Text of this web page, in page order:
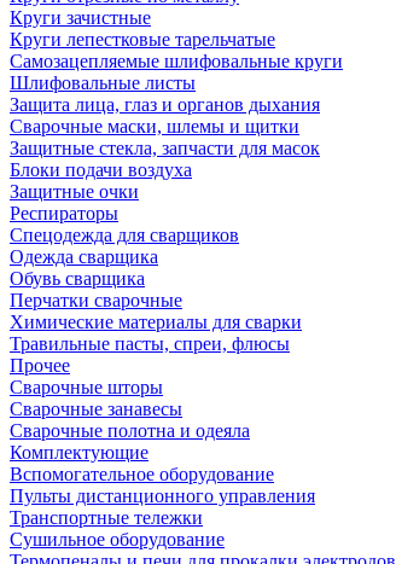
Круги зачистные
Круги лепестковые тарельчатые
Самозацепляемые шлифовальные круги
Шлифовальные листы
Защита лица, глаз и органов дыхания
Сварочные маски, шлемы и щитки
Защитные стекла, запчасти для масок
Блоки подачи воздуха
Защитные очки
Респираторы
Спецодежда для сварщиков
Одежда сварщика
Обувь сварщика
Перчатки сварочные
Химические материалы для сварки
Травильные пасты, спреи, флюсы
Прочее
Сварочные шторы
Сварочные занавесы
Сварочные полотна и одеяла
Комплектующие
Вспомогательное оборудование
Пульты дистанционного управления
Транспортные тележки
Сушильное оборудование